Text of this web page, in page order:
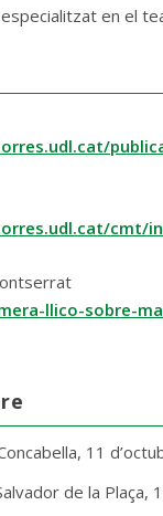
especialitzat en el
cmt/
llico-sobre-
11
de la Plaça,